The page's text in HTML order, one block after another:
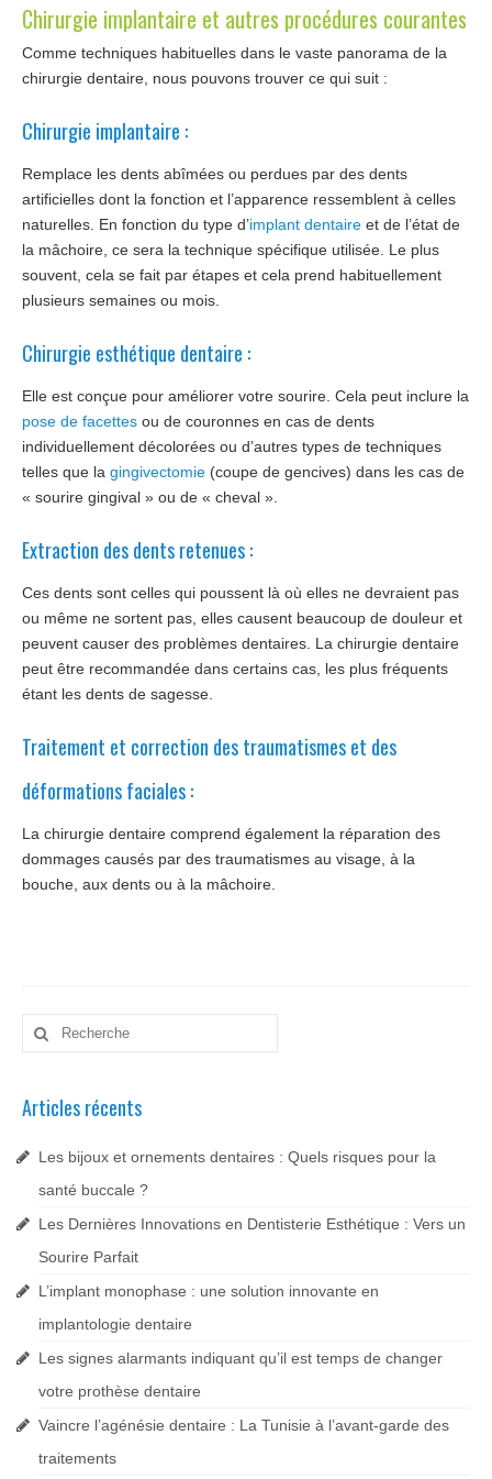
Chirurgie implantaire et autres procédures courantes
Comme techniques habituelles dans le vaste panorama de la
chirurgie dentaire, nous pouvons trouver ce qui suit :
Chirurgie implantaire :
Remplace les dents abîmées ou perdues par des dents
artificielles dont la fonction et l’apparence ressemblent à celles
naturelles. En fonction du type d’implant dentaire et de l’état de
la mâchoire, ce sera la technique spécifique utilisée. Le plus
souvent, cela se fait par étapes et cela prend habituellement
plusieurs semaines ou mois.
Chirurgie esthétique dentaire :
Elle est conçue pour améliorer votre sourire. Cela peut inclure la
pose de facettes ou de couronnes en cas de dents
individuellement décolorées ou d’autres types de techniques
telles que la gingivectomie (coupe de gencives) dans les cas de
« sourire gingival » ou de « cheval ».
Extraction des dents retenues :
Ces dents sont celles qui poussent là où elles ne devraient pas
ou même ne sortent pas, elles causent beaucoup de douleur et
peuvent causer des problèmes dentaires. La chirurgie dentaire
peut être recommandée dans certains cas, les plus fréquents
étant les dents de sagesse.
Traitement et correction des traumatismes et des
déformations faciales :
La chirurgie dentaire comprend également la réparation des
dommages causés par des traumatismes au visage, à la
bouche, aux dents ou à la mâchoire.
Rechercher
:
Articles récents
Les bijoux et ornements dentaires : Quels risques pour la
santé buccale ?
Les Dernières Innovations en Dentisterie Esthétique : Vers un
Sourire Parfait
L’implant monophase : une solution innovante en
implantologie dentaire
Les signes alarmants indiquant qu’il est temps de changer
votre prothèse dentaire
Vaincre l’agénésie dentaire : La Tunisie à l’avant-garde des
traitements